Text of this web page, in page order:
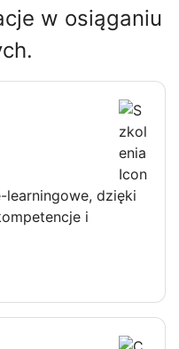
w osiąganiu
learningowe, dzięki
i